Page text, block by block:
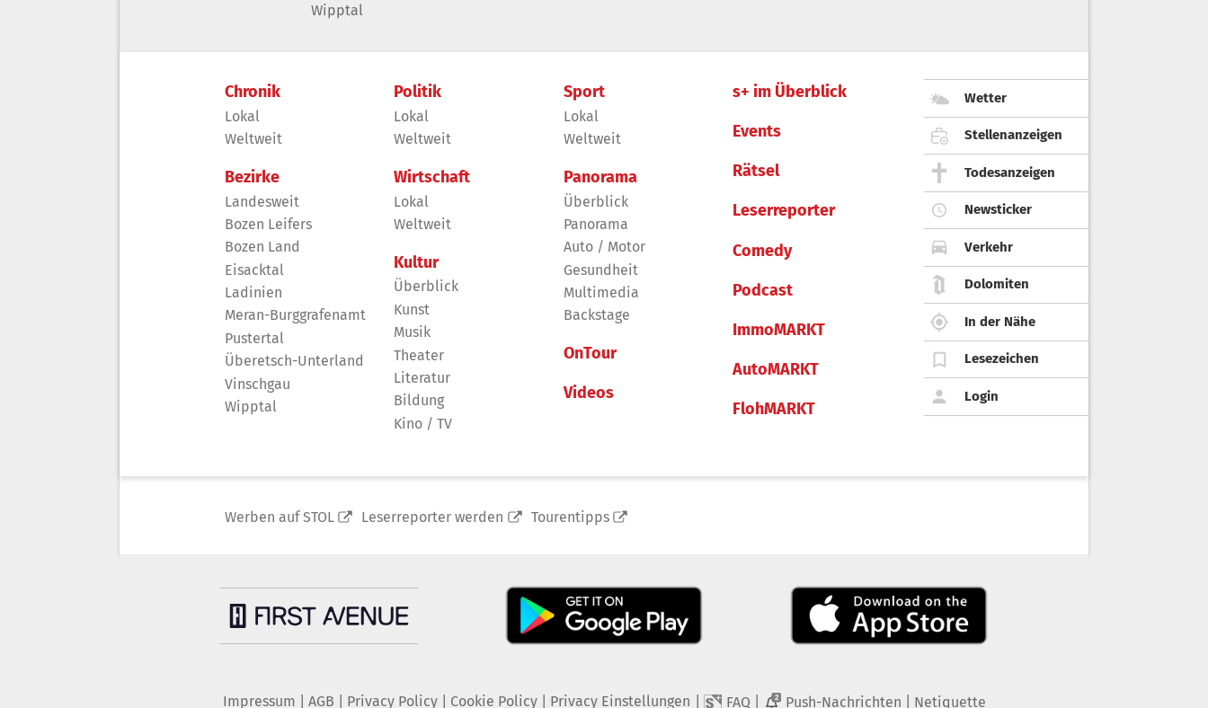
Wipptal
Chronik
Lokal
Weltweit
Bezirke
Landesweit
Bozen Leifers
Bozen Land
Eisacktal
Ladinien
Meran-Burggrafenamt
Pustertal
Überetsch-Unterland
Vinschgau
Wipptal
Politik
Lokal
Weltweit
Wirtschaft
Lokal
Weltweit
Kultur
Überblick
Kunst
Musik
Theater
Literatur
Bildung
Kino / TV
Sport
Lokal
Weltweit
Panorama
Überblick
Panorama
Auto / Motor
Gesundheit
Multimedia
Backstage
OnTour
Videos
s+ im Überblick
Events
Rätsel
Leserreporter
Comedy
Podcast
ImmoMARKT
AutoMARKT
FlohMARKT
Wetter
Stellenanzeigen
Todesanzeigen
Newsticker
Verkehr
Dolomiten
In der Nähe
Lesezeichen
Login
Werben auf STOL Leserreporter werden Tourentipps
Impressum AGB Privacy Policy| Cookie Policy| Privacy Einstellungen FAQ 2 Push-Nachrichten Netiquette